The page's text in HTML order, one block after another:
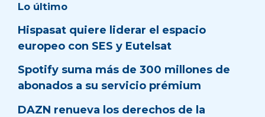
Lo último
Hispasat quiere liderar el espacio
europeo con SES y Eutelsat
Spotify suma más de 300 millones de
abonados a su servicio prémium
DAZN renueva los derechos de la